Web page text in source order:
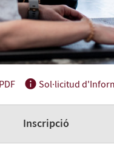
Sol·licitud
Inscripció